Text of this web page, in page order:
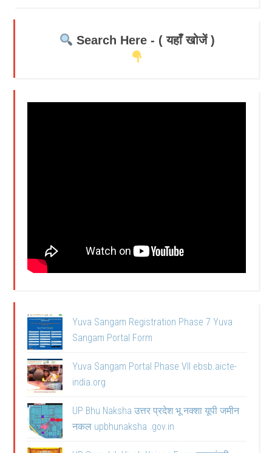
Search Here - ( यहाँ खोजें )
Yuva Sangam Registration Phase 7 Yuva
Sangam Portal Form
Yuva Sangam Portal Phase VII ebsb.aicte-
india.org
UP Bhu Naksha उत्तर प्रदेश भू नक्शा यूपी जमीन
नकल upbhunaksha .gov.in